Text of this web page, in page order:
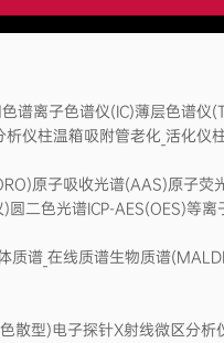
谱离子色谱仪(IC)薄层色谱
仪柱温箱吸附管老化_活化仪
原子吸收光谱(AAS)原子
二色光谱ICP-AES(OES)等
谱_在线质谱生物质谱
散型)电子探针X射线微区分